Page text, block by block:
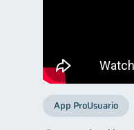
App ProUsuario